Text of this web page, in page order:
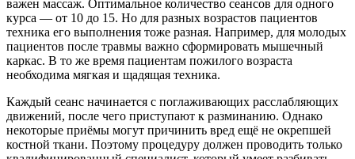
важен массаж. Оптимальное количество сеансов для одного
курса — от 10 до 15. Но для разных возрастов пациентов
техника его выполнения тоже разная. Например, для молодых
пациентов после травмы важно сформировать мышечный
каркас. В то же время пациентам пожилого возраста
необходима мягкая и щадящая техника.
Каждый сеанс начинается с поглаживающих расслабляющих
движений, после чего приступают к разминанию. Однако
некоторые приёмы могут причинить вред ещё не окрепшей
костной ткани. Поэтому процедуру должен проводить только